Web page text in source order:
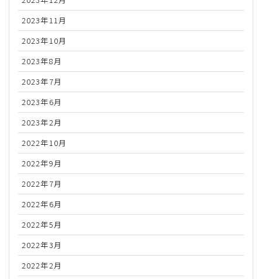
2023年11月
2023年10月
2023年8月
2023年7月
2023年6月
2023年2月
2022年10月
2022年9月
2022年7月
2022年6月
2022年5月
2022年3月
2022年2月